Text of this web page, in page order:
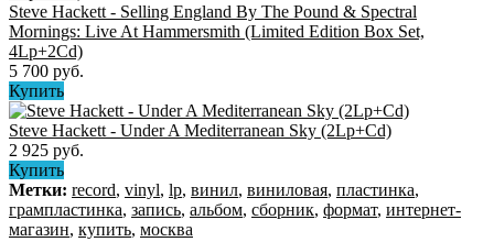
Steve Hackett - Selling England By The Pound & Spectral
Mornings: Live At Hammersmith (Limited Edition Box Set,
4Lp+2Cd)
5 700 руб.
Купить
Steve Hackett - Under A Mediterranean Sky (2Lp+Cd)
2 925 руб.
Купить
Метки: record, vinyl, lp, винил, виниловая, пластинка,
грампластинка, запись, альбом, сборник, формат, интернет-
магазин, купить, москва